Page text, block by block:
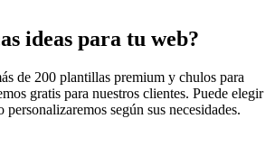
ideas para tu web?
de 200 plantillas premium y chulos para
gratis para nuestros clientes. Puede elegir
personalizaremos según sus necesidades.